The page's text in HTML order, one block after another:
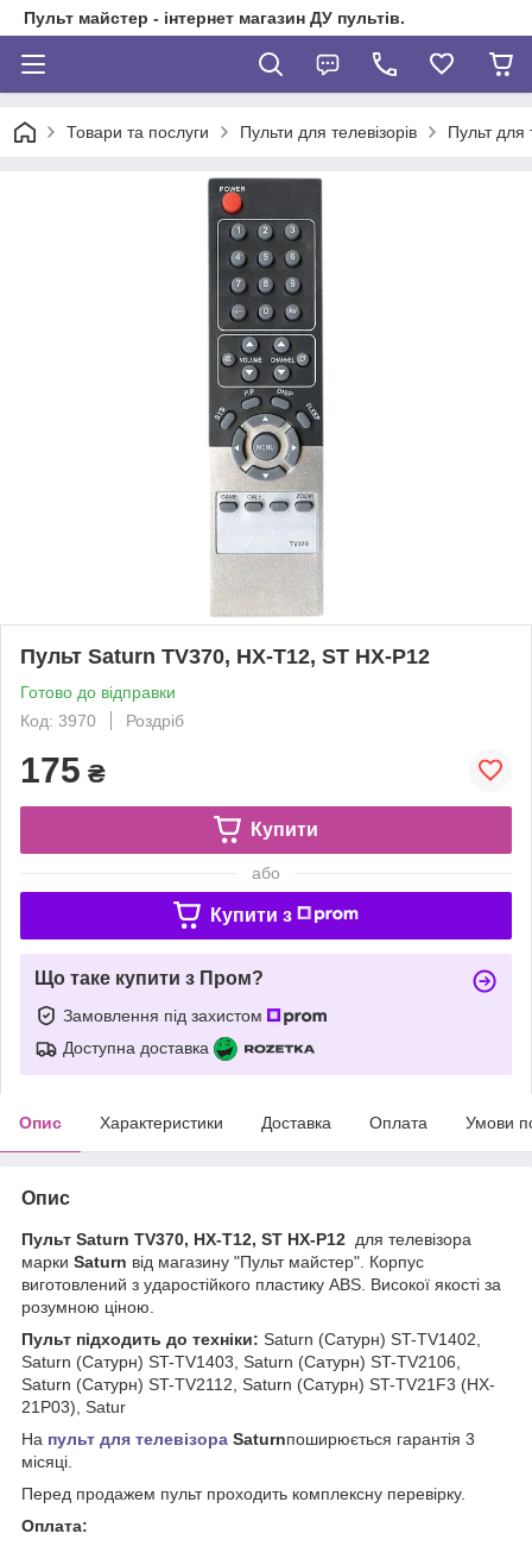
Пульт майстер - інтернет магазин ДУ пультів.
Товари та послуги Пульти для телевізорів Пульт для
Пульт Saturn TV370, HX-T12, ST HX-P12
Готово до відправки
Код: 3970
Роздріб
175 ₴
Купити
або
Купити з
Що таке купити з Пром?
Замовлення під захистом
Доступна доставка
Опис Характеристики Доставка Оплата Умови
Опис
Пульт Saturn TV370, HX-T12, ST HX-P12 для телевізора
марки Saturn від магазину "Пульт майстер". Корпус
виготовлений з ударостійкого пластику ABS. Високої якості за
розумною ціною.
Пульт підходить до техніки: Saturn (Сатурн) ST-TV1402,
Saturn (Сатурн) ST-TV1403, Saturn (Сатурн) ST-TV2106,
Saturn (Сатурн) ST-TV2112, Saturn (Сатурн) ST-TV21F3 (HX-
21P03), Satur
На пульт для телевізора Saturnпоширюється гарантія 3
місяці.
Перед продажем пульт проходить комплексну перевірку.
Оплата: